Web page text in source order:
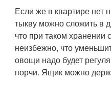
Если же в квартире нет
тыкву можно сложить в
что при таком хранении
неизбежно, что
овощи надо будет
порчи. Ящик можно